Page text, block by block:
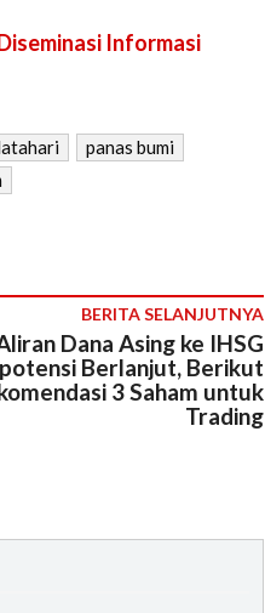
Informasi
panas bumi
BERITA SELANJUTNYA
Dana Asing ke IHSG
Berlanjut, Berikut
3 Saham untuk
Trading